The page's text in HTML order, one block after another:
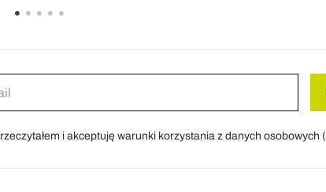
i akceptuję warunki korzystania z danych osobowych (